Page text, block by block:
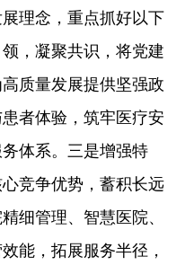
理念，重点抓好以下
，凝聚共识，将党建
质量发展提供坚强政
者体验，筑牢医疗安
体系。三是增强特
竞争优势，蓄积长远
细管理、智慧医院、
能，拓展服务半径，